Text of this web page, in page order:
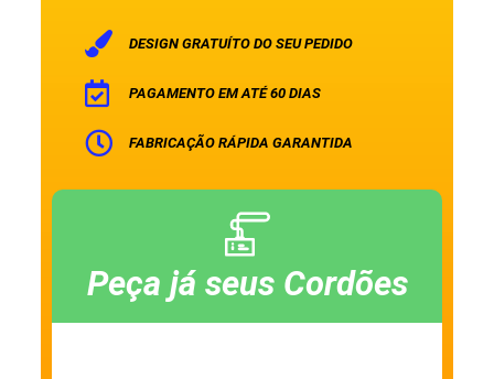
DESIGN GRATUÍTO DO SEU PEDIDO
PAGAMENTO EM ATÉ 60 DIAS
FABRICAÇÃO RÁPIDA GARANTIDA
Peça já seus Cordões